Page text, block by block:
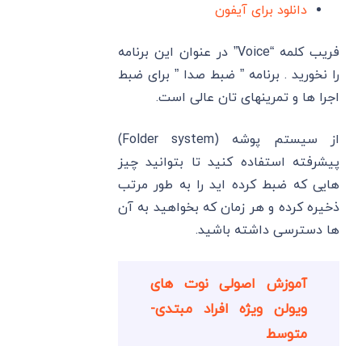
دانلود برای آیفون
فریب کلمه “Voice” در عنوان این برنامه
را نخورید . برنامه ” ضبط صدا ” برای ضبط
اجرا ها و تمرینهای تان عالی است.
از سیستم پوشه (Folder system)
پیشرفته استفاده کنید تا بتوانید چیز
هایی که ضبط کرده اید را به طور مرتب
ذخیره کرده و هر زمان که بخواهید به آن
ها دسترسی داشته باشید.
آموزش اصولی نوت های
ویولن ویژه افراد مبتدی-
متوسط